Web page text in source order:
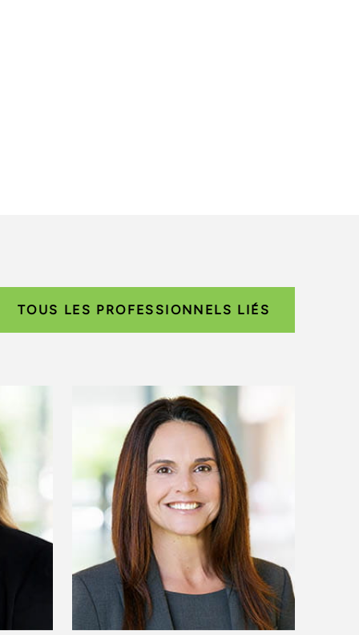
TOUS LES PROFESSIONNELS LIÉS